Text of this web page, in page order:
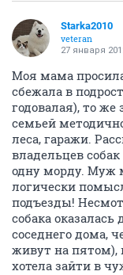
Starka2010
veteran
27 января
Моя мама
сбежала в
годовалая), то
семьей
леса, гаражи.
владельцев
одну морду. Муж
логически
подъезды!
собака
соседнего дома,
живут на пятом),
хотела зайти в